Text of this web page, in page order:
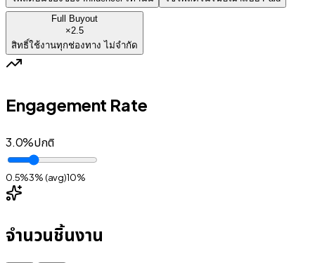
Full Buyout
×2.5
สิทธิ์ใช้งานทุกช่องทาง ไม่จำกัด
Engagement Rate
3.0%ปกติ
0.5%3% (avg)10%
จำนวนชิ้นงาน